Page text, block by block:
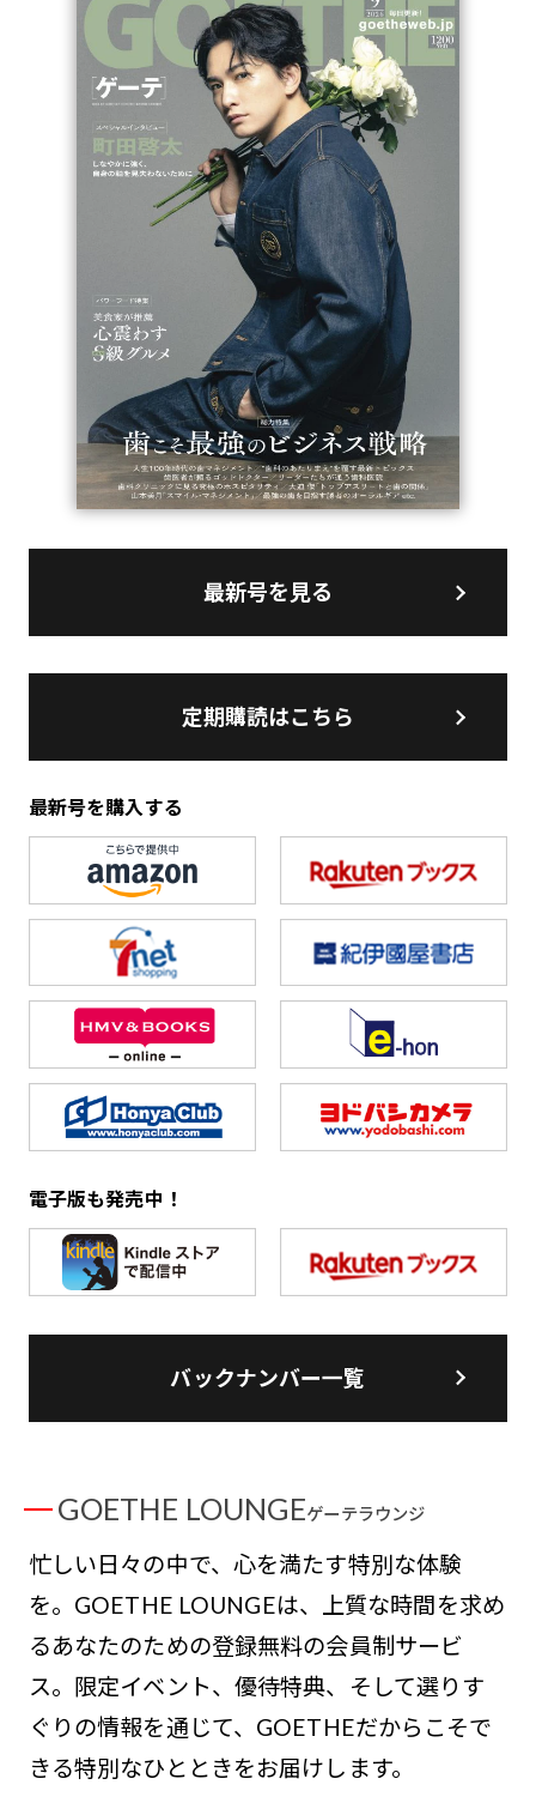
最新号を見る
定期購読はこちら
最新号を購入する
電子版も発売中！
バックナンバー一覧
GOETHE LOUNGEゲーテラウンジ
忙しい日々の中で、心を満たす特別な体験
を。GOETHE LOUNGEは、上質な時間を求め
るあなたのための登録無料の会員制サービ
ス。限定イベント、優待特典、そして選りす
ぐりの情報を通じて、GOETHEだからこそで
きる特別なひとときをお届けします。